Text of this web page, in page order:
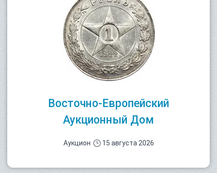
Восточно-Европейский
Аукционный Дом
Аукцион 15 августа 2026